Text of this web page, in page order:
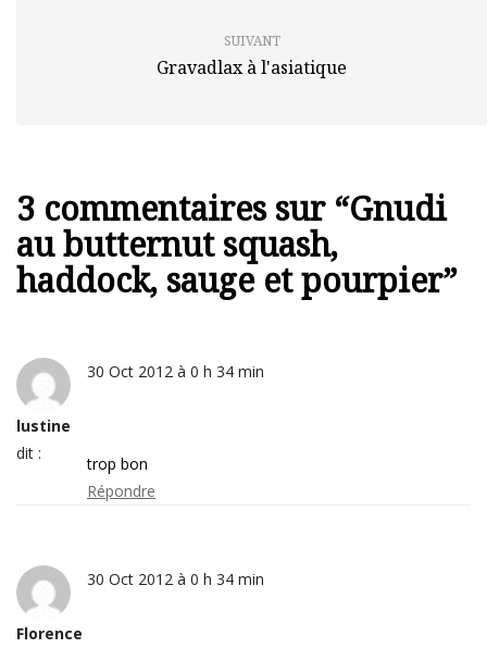
SUIVANT
Gravadlax à l'asiatique
3 commentaires sur “Gnudi
au butternut squash,
haddock, sauge et pourpier”
lustine
dit :
30 Oct 2012 à 0 h 34 min
trop bon
Répondre
Florence
30 Oct 2012 à 0 h 34 min